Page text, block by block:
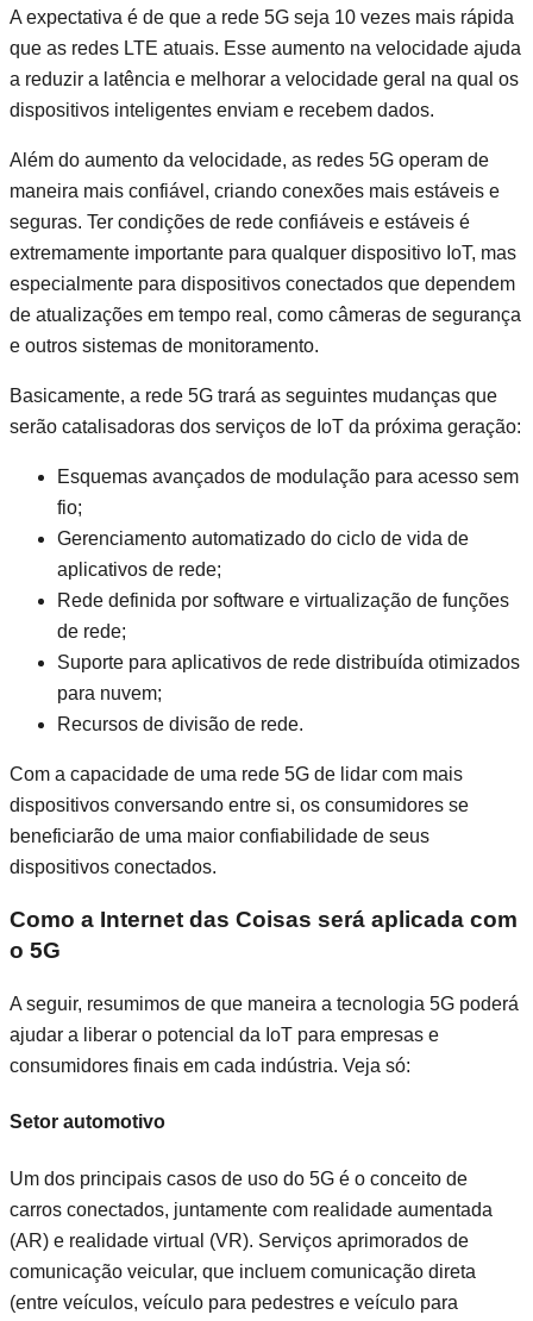
A expectativa é de que a rede 5G seja 10 vezes mais rápida
que as redes LTE atuais. Esse aumento na velocidade ajuda
a reduzir a latência e melhorar a velocidade geral na qual os
dispositivos inteligentes enviam e recebem dados.
Além do aumento da velocidade, as redes 5G operam de
maneira mais confiável, criando conexões mais estáveis e
seguras. Ter condições de rede confiáveis ​​e estáveis ​​é
extremamente importante para qualquer dispositivo IoT, mas
especialmente para dispositivos conectados que dependem
de atualizações em tempo real, como câmeras de segurança
e outros sistemas de monitoramento.
Basicamente, a rede 5G trará as seguintes mudanças que
serão catalisadoras dos serviços de IoT da próxima geração:
Esquemas avançados de modulação para acesso sem
fio;
Gerenciamento automatizado do ciclo de vida de
aplicativos de rede;
Rede definida por software e virtualização de funções
de rede;
Suporte para aplicativos de rede distribuída otimizados
para nuvem;
Recursos de divisão de rede.
Com a capacidade de uma rede 5G de lidar com mais
dispositivos conversando entre si, os consumidores se
beneficiarão de uma maior confiabilidade de seus
dispositivos conectados.
Como a Internet das Coisas será aplicada com
o 5G
A seguir, resumimos de que maneira a tecnologia 5G poderá
ajudar a liberar o potencial da IoT para empresas e
consumidores finais em cada indústria. Veja só:
Setor automotivo
Um dos principais casos de uso do 5G é o conceito de
carros conectados, juntamente com realidade aumentada
(AR) e realidade virtual (VR). Serviços aprimorados de
comunicação veicular, que incluem comunicação direta
(entre veículos, veículo para pedestres e veículo para